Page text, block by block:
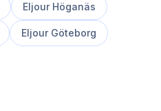
Eljour Höganäs
Eljour Göteborg